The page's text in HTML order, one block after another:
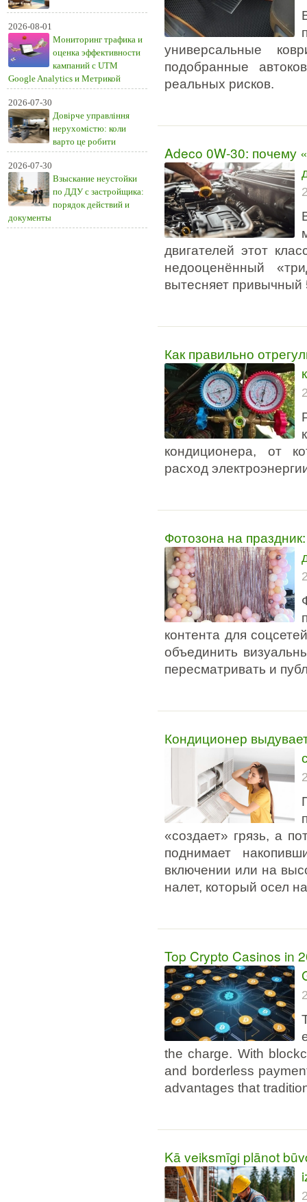
2026-08-01
Мониторинг трафика и
оценка эффективности
кампаний с UTM
Google Analytics и Метрикой
2026-07-30
Довірче управління
нерухомістю: коли
варто це робити
2026-07-30
Взыскание неустойки
по ДДУ с застройщика:
порядок действий и
документы
универсальные
подобранные
реальных рисков.
Adeco 0W-30: почему
двигателей этот
недооценённый
вытесняет привычный
Как правильно
кондиционера, от
расход
Фотозона на
контента для
объединить
пересматривать и
Кондиционер
«создает» грязь, а
поднимает
включении или на
налет, который осел
Top Crypto Casinos in
the charge. With
and borderless
advantages that
Kā veiksmīgi plānot